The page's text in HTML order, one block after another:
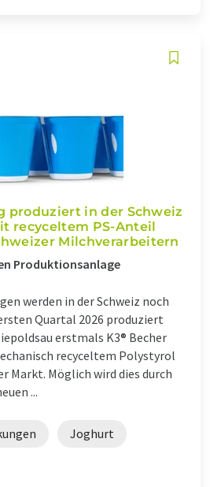
produziert in der Schweiz
recyceltem PS-Anteil
Milchverarbeitern
Produktionsanlage
werden in der Schweiz noch
Quartal 2026 produziert
erstmals K3® Becher
recyceltem Polystyrol
Markt. Möglich wird dies durch
...
Joghurt